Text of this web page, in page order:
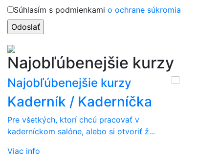
Súhlasím s podmienkami o ochrane súkromia
Najobľúbenejšie kurzy
Najobľúbenejšie kurzy
Kaderník / Kaderníčka
Pre všetkých, ktorí chcú pracovať v
kaderníckom salóne, alebo si otvoriť ž...
Viac info